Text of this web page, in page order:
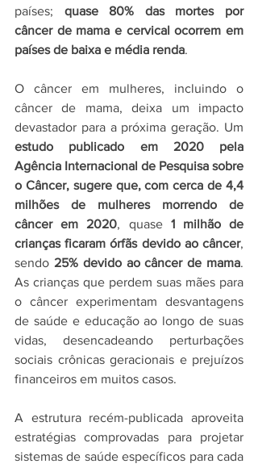
países; quase 80% das mortes por
câncer de mama e cervical ocorrem em
países de baixa e média renda.
O câncer em mulheres, incluindo o
câncer de mama, deixa um impacto
estudo publicado em 2020 pela
Agência Internacional de Pesquisa sobre
o Câncer, sugere que, com cerca de 4,4
milhões de mulheres morrendo de
câncer em 2020, quase 1 milhão de
crianças ficaram órfãs devido ao câncer,
sendo 25% devido ao câncer de mama.
As crianças que perdem suas mães para
o câncer experimentam desvantagens
de saúde e educação ao longo de suas
vidas, desencadeando perturbações
sociais crônicas geracionais e prejuízos
financeiros em muitos casos.
A estrutura recém-publicada aproveita
estratégias comprovadas para projetar
sistemas de saúde específicos para cada